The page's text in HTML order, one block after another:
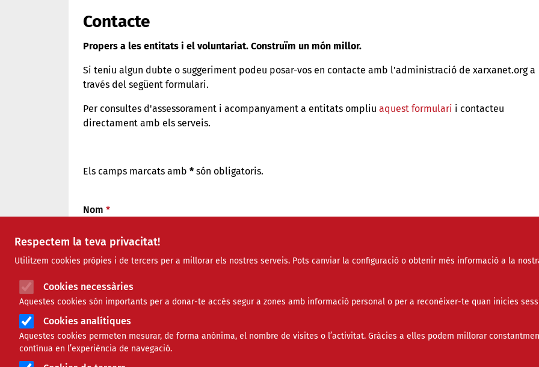
Respectem la teva privacitat!
Utilitzem cookies pròpies i de tercers per a millorar els nostres serveis. Pots canviar la configuració o obtenir més informació a la
Cookies necessàries
Aquestes cookies són importants per a donar-te accés segur a zones amb informació personal o per a reconèixer-te quan inicies
Cookies analítiques
Aquestes cookies permeten mesurar, de forma anònima, el nombre de visites o l’activitat. Gràcies a elles podem millorar
contínua en l’experiència de navegació.
Contacte
Propers a les entitats i el voluntariat. Construïm un món millor.
Si teniu algun dubte o suggeriment podeu posar-vos en contacte amb l’administració de xarxanet.org a
través del següent formulari.
Per consultes d'assessorament i acompanyament a entitats ompliu aquest formulari i contacteu
directament amb els serveis.
Els camps marcats amb * són obligatoris.
Nom
Cognoms
Correu electrònic